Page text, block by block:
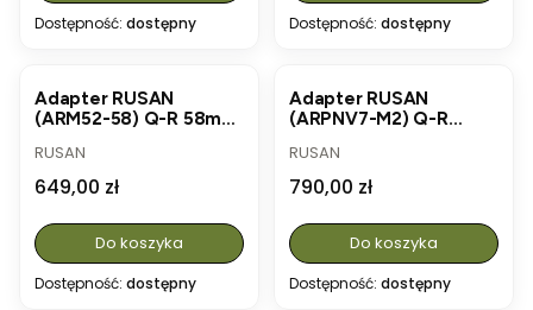
Dostępność: dostępny Dostępność: dostępny
Adapter RUSAN
(ARM52-58) Q-R 58mm
M52x0.75
PRODUCENT
RUSAN
Cena
649,00 zł
Do koszyka
Dostępność: dostępny
Adapter RUSAN
(ARPNV7-M2) Q-R
lunet Leica Magnus
gen.2
PRODUCENT
RUSAN
Cena
790,00 zł
Do koszyka
Dostępność: dostępny